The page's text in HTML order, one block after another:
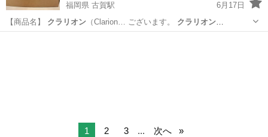
福岡県 古賀駅
6月17日
【商品名】 クラリオン（Clarion… ございます。 クラリオン
（Clarion…
1 2 3 ... 次へ